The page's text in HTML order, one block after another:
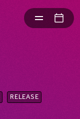
RELEASE